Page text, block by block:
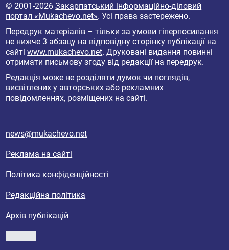
© 2001-2026Закарпатський інформаційно-діловий
портал «Mukachevo.net». Усі права застережено.
Передрук матеріалів – тільки за умови гіперпосилання
не нижче 3 абзацу на відповідну сторінку публікації на
сайтіwww.mukachevo.net. Друковані видання повинні
отримати письмову згоду від редакції на передрук.
Редакція може не розділяти думок чи поглядів,
висвітлених у авторських або рекламних
повідомленнях, розміщених на сайті.
news@mukachevo.net
Реклама на сайті
Політика конфіденційності
Редакційна політика
Архів публікацій